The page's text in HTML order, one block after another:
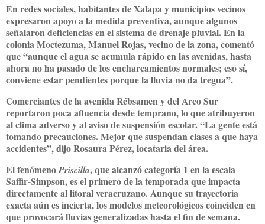
En redes sociales, habitantes de Xalapa y municipios vecinos
expresaron apoyo a la medida preventiva, aunque algunos
señalaron deficiencias en el sistema de drenaje pluvial. En la
colonia Moctezuma,Manuel Rojas, vecino de la zona, comentó
que “aunque el agua se acumula rápido en las avenidas, hasta
ahora no ha pasado de los encharcamientos normales; eso sí,
conviene estar pendientes porque la lluvia no da tregua”.
Comerciantes de la avenida Rébsamen y del Arco Sur
reportaron poca afluencia desde temprano, lo que atribuyeron
al clima adverso y al aviso de suspensión escolar. “La gente está
tomando precauciones. Mejor que suspendan clases a que haya
accidentes”, dijoRosaura Pérez, locataria del área.
El fenómenoPriscilla, que alcanzó categoría 1 en la escala
Saffir-Simpson, es el primero de la temporada que impacta
directamente al litoral veracruzano. Aunque su trayectoria
exacta aún es incierta, los modelos meteorológicos coinciden en
que provocará lluvias generalizadas hasta el fin de semana.